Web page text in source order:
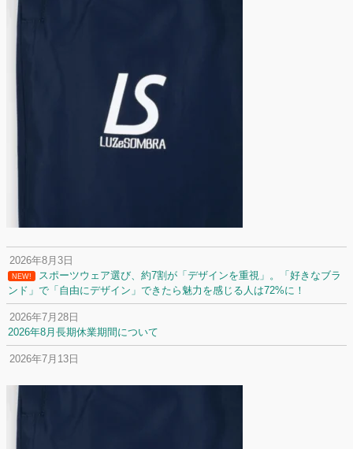
2026年8月3日
NEW!
スポーツウェア選び、約7割が「デザインを重視」。「好きなブラ
ンド」で「自由にデザイン」できたら魅力を感じる人は72%に！
2026年7月28日
2026年8月長期休業期間について
2026年7月13日
2026年7月2日
名前入りユニフォームで子どもの自信が「プラスになった」と感じた保
護者は約67%！「やや高いと感じたが納得して購入した」と価値を実感